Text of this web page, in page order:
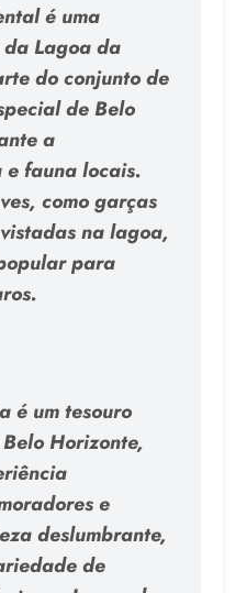
é uma
Lagoa da
do conjunto de
de Belo
a
fauna locais.
como garças
na lagoa,
para
é um tesouro
Horizonte,
e
deslumbrante,
de